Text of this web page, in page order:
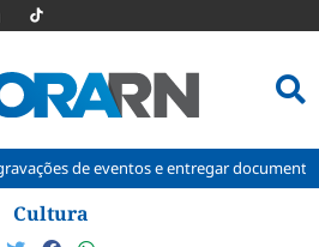
eventos e entregar documentos à Corte
Cultura